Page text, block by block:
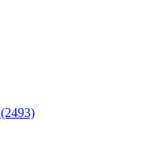
(2493)